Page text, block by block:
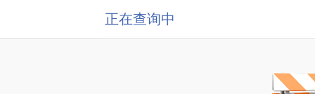
正在查询中